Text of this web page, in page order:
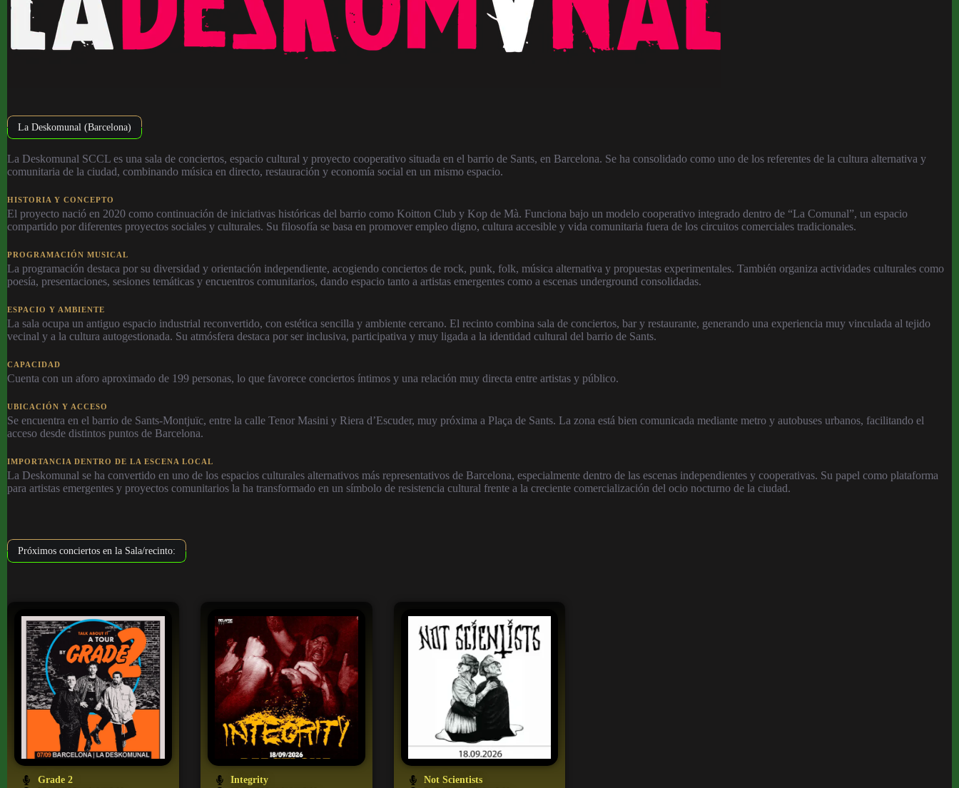
La Deskomunal (Barcelona)
La Deskomunal SCCL es una sala de conciertos, espacio cultural y proyecto cooperativo situada en el barrio de Sants, en Barcelona. Se ha consolidado como uno de los referentes de la cultura alternativa y
comunitaria de la ciudad, combinando música en directo, restauración y economía social en un mismo espacio.
HISTORIA Y CONCEPTO
El proyecto nació en 2020 como continuación de iniciativas históricas del barrio como Koitton Club y Kop de Mà. Funciona bajo un modelo cooperativo integrado dentro de “La Comunal”, un espacio
compartido por diferentes proyectos sociales y culturales. Su filosofía se basa en promover empleo digno, cultura accesible y vida comunitaria fuera de los circuitos comerciales tradicionales.
PROGRAMACIÓN MUSICAL
La programación destaca por su diversidad y orientación independiente, acogiendo conciertos de rock, punk, folk, música alternativa y propuestas experimentales. También organiza actividades culturales como
poesía, presentaciones, sesiones temáticas y encuentros comunitarios, dando espacio tanto a artistas emergentes como a escenas underground consolidadas.
ESPACIO Y AMBIENTE
La sala ocupa un antiguo espacio industrial reconvertido, con estética sencilla y ambiente cercano. El recinto combina sala de conciertos, bar y restaurante, generando una experiencia muy vinculada al tejido
vecinal y a la cultura autogestionada. Su atmósfera destaca por ser inclusiva, participativa y muy ligada a la identidad cultural del barrio de Sants.
CAPACIDAD
Cuenta con un aforo aproximado de 199 personas, lo que favorece conciertos íntimos y una relación muy directa entre artistas y público.
UBICACIÓN Y ACCESO
Se encuentra en el barrio de Sants-Montjuïc, entre la calle Tenor Masini y Riera d’Escuder, muy próxima a Plaça de Sants. La zona está bien comunicada mediante metro y autobuses urbanos, facilitando el
acceso desde distintos puntos de Barcelona.
IMPORTANCIA DENTRO DE LA ESCENA LOCAL
La Deskomunal se ha convertido en uno de los espacios culturales alternativos más representativos de Barcelona, especialmente dentro de las escenas independientes y cooperativas. Su papel como plataforma
para artistas emergentes y proyectos comunitarios la ha transformado en un símbolo de resistencia cultural frente a la creciente comercialización del ocio nocturno de la ciudad.
Próximos conciertos en la Sala/recinto:
Grade 2 Integrity Not Scientists